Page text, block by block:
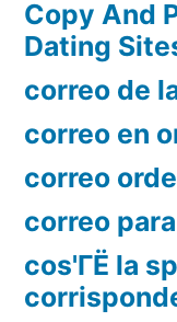
Copy And
Dating
correo de
correo en
correo
correo
cos'ГЁ la